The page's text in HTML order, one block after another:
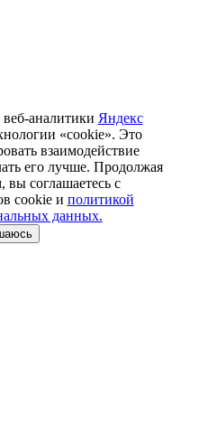
веб-аналитики Яндекс
«cookie». Это
взаимодействие
его лучше. Продолжая
вы соглашаетесь с
cookie и политикой
данных.